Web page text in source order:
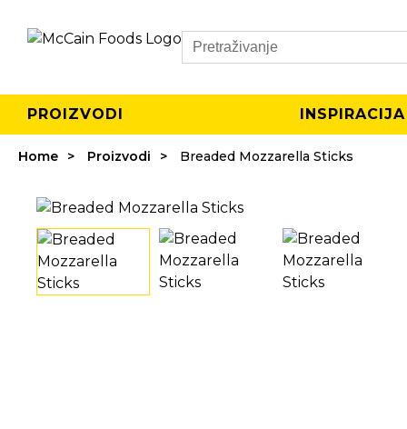
Search
PROIZVODI INSPIRACIJA
Home Proizvodi Breaded Mozzarella Sticks